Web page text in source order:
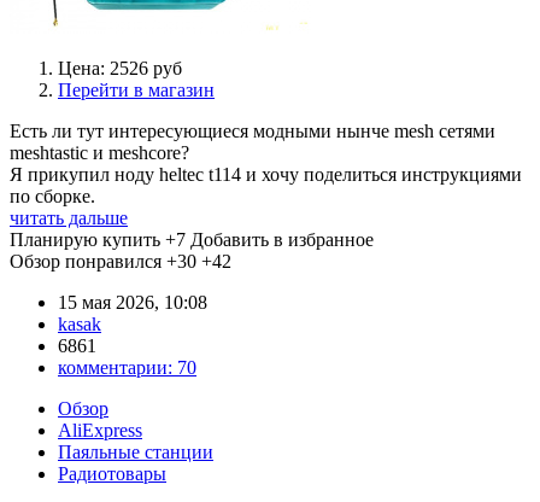
Цена: 2526 руб
Перейти в магазин
Есть ли тут интересующиеся модными нынче mesh сетями
meshtastic и meshcore?
Я прикупил ноду heltec t114 и хочу поделиться инструкциями
по сборке.
читать дальше
Планирую купить +7 Добавить в избранное
Обзор понравился +30 +42
15 мая 2026, 10:08
kasak
6861
комментарии: 70
Обзор
AliExpress
Паяльные станции
Радиотовары